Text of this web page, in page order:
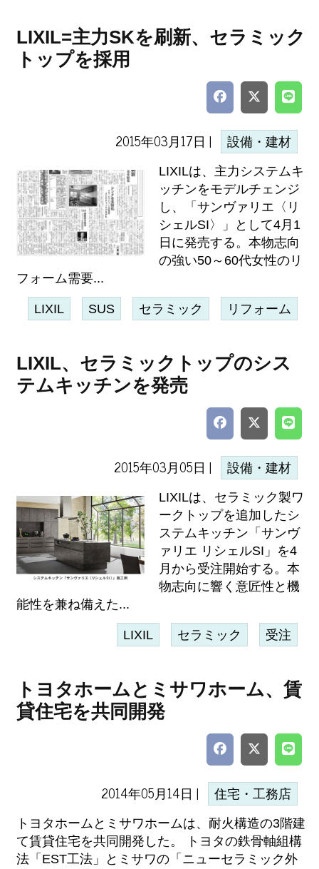
LIXIL=主力SKを刷新、セラミック
トップを採用
2015年03月17日 | 設備・建材
LIXILは、主力システムキ
ッチンをモデルチェンジ
し、「サンヴァリエ〈リ
シェルSI〉」として4月1
日に発売する。本物志向
の強い50～60代女性のリ
フォーム需要...
LIXIL SUS セラミック リフォーム
LIXIL、セラミックトップのシス
テムキッチンを発売
2015年03月05日 | 設備・建材
LIXILは、セラミック製ワ
ークトップを追加したシ
ステムキッチン「サンヴ
ァリエ リシェルSI」を4
月から受注開始する。本
物志向に響く意匠性と機
能性を兼ね備えた...
LIXIL セラミック 受注
トヨタホームとミサワホーム、賃
貸住宅を共同開発
2014年05月14日 | 住宅・工務店
トヨタホームとミサワホームは、耐火構造の3階建
て賃貸住宅を共同開発した。 トヨタの鉄骨軸組構
法「EST工法」とミサワの「ニューセラミック外